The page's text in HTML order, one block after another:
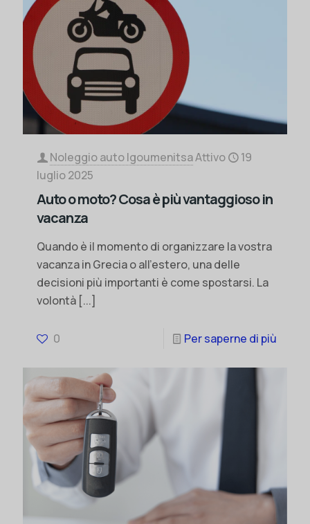
Noleggio auto IgoumenitsaAttivo
19
luglio 2025
Auto o moto? Cosa è più vantaggioso in
vacanza
Quando è il momento di organizzare la vostra
vacanza in Grecia o all'estero, una delle
decisioni più importanti è come spostarsi. La
volontà [...]
0 Per saperne di più